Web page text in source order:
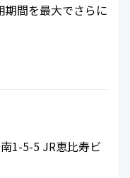
期間を最大でさらに
1-5-5 JR恵比寿ビ